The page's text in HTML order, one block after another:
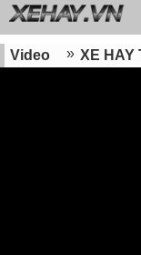
Video XE HAY